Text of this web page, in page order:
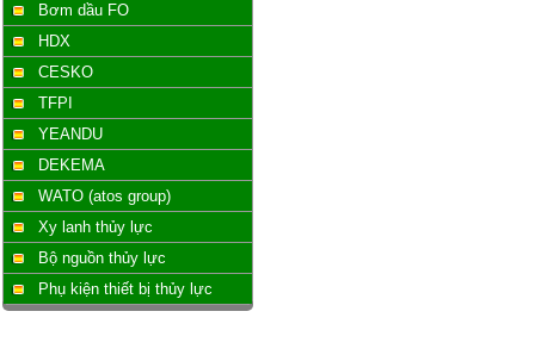
Bơm dầu FO
HDX
CESKO
TFPI
YEANDU
DEKEMA
WATO (atos group)
Xy lanh thủy lực
Bộ nguồn thủy lực
Phụ kiện thiết bị thủy lực